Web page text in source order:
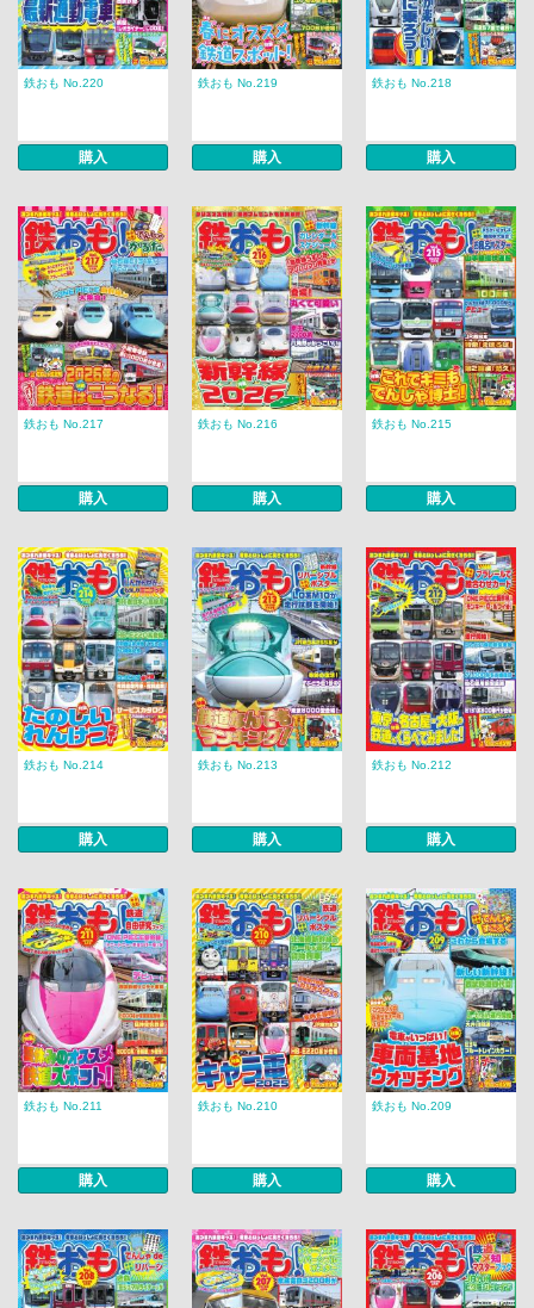
鉄おも No.220
購入
鉄おも No.219
購入
鉄おも No.218
購入
鉄おも No.217
購入
鉄おも No.216
購入
鉄おも No.215
購入
鉄おも No.214
購入
鉄おも No.213
購入
鉄おも No.212
購入
鉄おも No.211
購入
鉄おも No.210
購入
鉄おも No.209
購入